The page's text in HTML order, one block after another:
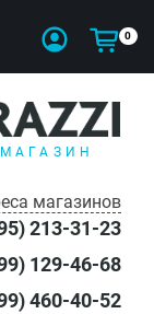
0
магазинов
213-31-23
129-46-68
460-40-52